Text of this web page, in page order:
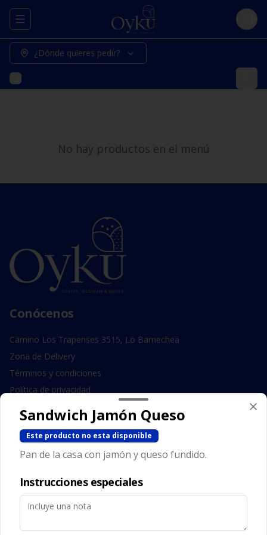
Abrir menu de navegación Login
¿Dónde quieres pedir?
No hay productos en el menú
Conócenos
Camino Los Trapenses 3515, Lo Barnechea
Zona de Delivery
Términos y condiciones
Política de privacidad
Redes sociales
Instagram
Facebook
Mi cuenta
Sandwich Jamón Queso
Este producto no esta disponible
Pan de la casa con jamón y queso fundido.
Instrucciones especiales